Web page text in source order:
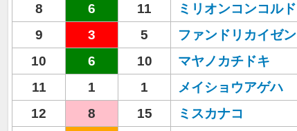
8
6 11 ミリオンコンコルド
9
3 5 ファンドリカイゼン
10
6 10 マヤノカチドキ
11
1 1 メイショウアゲハ
12
8 15 ミスカナコ